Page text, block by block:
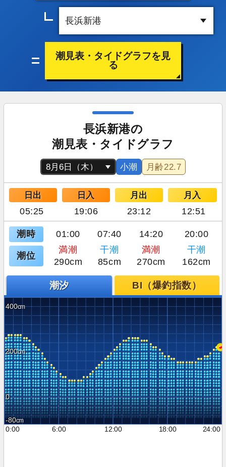
潮見表・タイドグラフを見
る
長浜新港の
潮見表・タイドグラフ
小潮 月齢22.7
日出 日入 月出 月入
05:25 19:06 23:12 12:51
潮時 01:00 07:40 14:20 20:00
潮位
満潮 干潮 満潮
干潮
290cm
85cm 270cm 162cm
潮汐 BI（爆釣指数）
400
200
0
-80
0:00
6:00 12:00 18:00 24:00